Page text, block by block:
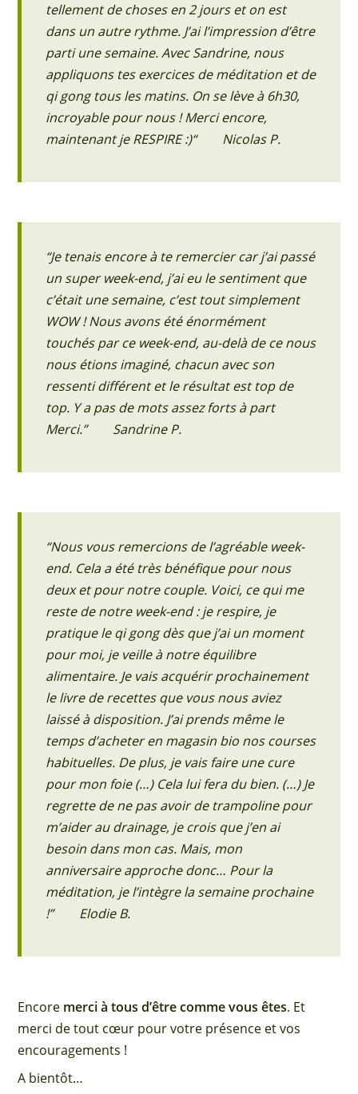
tellement de choses en 2 jours et on est
dans un autre rythme. J’ai l’impression d’être
parti une semaine. Avec Sandrine, nous
appliquons tes exercices de méditation et de
qi gong tous les matins. On se lève à 6h30,
incroyable pour nous ! Merci encore,
maintenant je RESPIRE :)“ Nicolas P.
“Je tenais encore à te remercier car j’ai passé
un super week-end, j’ai eu le sentiment que
c’était une semaine, c’est tout simplement
WOW ! Nous avons été énormément
touchés par ce week-end, au-delà de ce nous
nous étions imaginé, chacun avec son
ressenti différent et le résultat est top de
top. Y a pas de mots assez forts à part
Merci.” Sandrine P.
“Nous vous remercions de l’agréable week-
end. Cela a été très bénéfique pour nous
deux et pour notre couple. Voici, ce qui me
reste de notre week-end : je respire, je
pratique le qi gong dès que j’ai un moment
pour moi, je veille à notre équilibre
alimentaire. Je vais acquérir prochainement
le livre de recettes que vous nous aviez
laissé à disposition. J’ai prends même le
temps d’acheter en magasin bio nos courses
habituelles. De plus, je vais faire une cure
pour mon foie (…) Cela lui fera du bien. (…) Je
regrette de ne pas avoir de trampoline pour
m’aider au drainage, je crois que j’en ai
besoin dans mon cas. Mais, mon
anniversaire approche donc… Pour la
méditation, je l’intègre la semaine prochaine
!” Elodie B.
Encore merci à tous d’être comme vous êtes. Et
merci de tout cœur pour votre présence et vos
encouragements !
A bientôt…